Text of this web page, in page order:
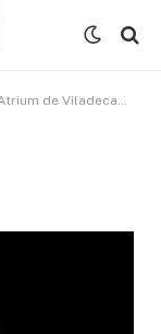
de Viladecans"